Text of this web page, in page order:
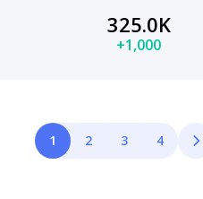
325.0K
+1,000
1 2 3 4